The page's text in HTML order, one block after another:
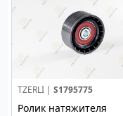
TZERLI | S1795775
Ролик натяжителя